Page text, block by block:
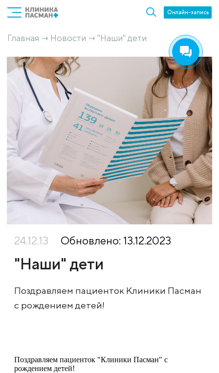
Онлайн-запись
Главная → Новости → "Наши" дети
24.12.13 Обновлено: 13.12.2023
"Наши" дети
Поздравляем пациенток Клиники Пасман
с рождением детей!
Поздравляем пациенток "Клиники Пасман" с
рождением детей!